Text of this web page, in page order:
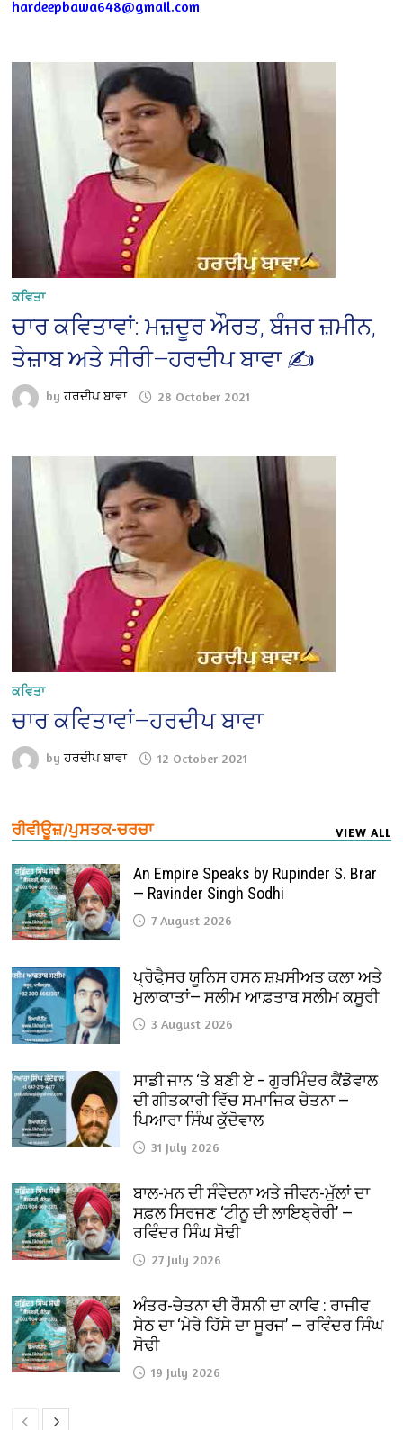
hardeepbawa648@gmail.com
ਕਵਿਤਾ
ਚਾਰ ਕਵਿਤਾਵਾਂ: ਮਜ਼ਦੂਰ ਔਰਤ, ਬੰਜਰ ਜ਼ਮੀਨ,
ਤੇਜ਼ਾਬ ਅਤੇ ਸੀਰੀ—ਹਰਦੀਪ ਬਾਵਾ ✍️
byਹਰਦੀਪ ਬਾਵਾ 28 October 2021
ਕਵਿਤਾ
ਚਾਰ ਕਵਿਤਾਵਾਂ—ਹਰਦੀਪ ਬਾਵਾ
byਹਰਦੀਪ ਬਾਵਾ 12 October 2021
ਰੀਵੀਊਜ਼/ਪੁਸਤਕ-ਚਰਚਾ VIEW ALL
An Empire Speaks by Rupinder S. Brar
— Ravinder Singh Sodhi
7 August 2026
ਪ੍ਰੋਫੈ਼ਸਰ ਯੂਨਿਸ ਹਸਨ ਸ਼ਖ਼ਸੀਅਤ ਕਲਾ ਅਤੇ
ਮੁਲਾਕਾਤਾਂ— ਸਲੀਮ ਆਫ਼ਤਾਬ ਸਲੀਮ ਕਸੂਰੀ
3 August 2026
ਸਾਡੀ ਜਾਨ ‘ਤੇ ਬਣੀ ਏ – ਗੁਰਮਿੰਦਰ ਕੈਂਡੋਵਾਲ
ਦੀ ਗੀਤਕਾਰੀ ਵਿੱਚ ਸਮਾਜਿਕ ਚੇਤਨਾ —
ਪਿਆਰਾ ਸਿੰਘ ਕੁੱਦੋਵਾਲ
31 July 2026
ਬਾਲ-ਮਨ ਦੀ ਸੰਵੇਦਨਾ ਅਤੇ ਜੀਵਨ-ਮੁੱਲਾਂ ਦਾ
ਸਫ਼ਲ ਸਿਰਜਣ ‘ਟੀਨੂ ਦੀ ਲਾਇਬ੍ਰੇਰੀ’ —
ਰਵਿੰਦਰ ਸਿੰਘ ਸੋਢੀ
27 July 2026
ਅੰਤਰ-ਚੇਤਨਾ ਦੀ ਰੌਸ਼ਨੀ ਦਾ ਕਾਵਿ : ਰਾਜੀਵ
ਸੇਠ ਦਾ ‘ਮੇਰੇ ਹਿੱਸੇ ਦਾ ਸੂਰਜ’ — ਰਵਿੰਦਰ ਸਿੰਘ
ਸੋਢੀ
19 July 2026